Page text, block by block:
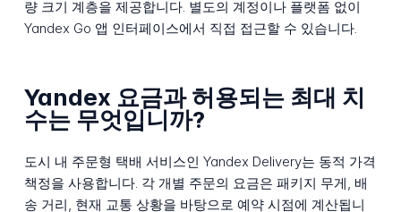
량 크기 계층을 제공합니다. 별도의 계정이나 플랫폼 없이
Yandex Go 앱 인터페이스에서 직접 접근할 수 있습니다.
Yandex 요금과 허용되는 최대 치
수는 무엇입니까?
도시 내 주문형 택배 서비스인 Yandex Delivery는 동적 가격
책정을 사용합니다. 각 개별 주문의 요금은 패키지 무게, 배
송 거리, 현재 교통 상황을 바탕으로 예약 시점에 계산됩니